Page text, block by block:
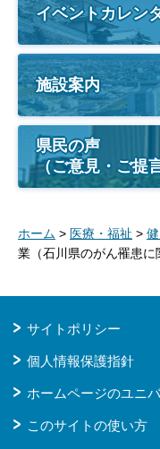
イベントカレン
施設案内
県民の声
（ご意見・ご提
ホーム > 医療・福祉 >
業（石川県のがん罹患に
サイトポリシー
個人情報保護指針
ホームページのユニ
このサイトの使い方